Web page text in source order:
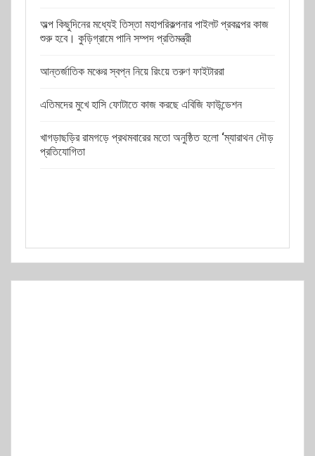
অল্প কিছুদিনের মধ্যেই তিস্তা মহাপরিকল্পনার পাইলট প্রকল্পের কাজ
শুরু হবে। কুড়িগ্রামে পানি সম্পদ প্রতিমন্ত্রী
আন্তর্জাতিক মঞ্চের স্বপ্ন নিয়ে রিংয়ে তরুণ ফাইটাররা
এতিমদের মুখে হাসি ফোটাতে কাজ করছে এবিজি ফাউন্ডেশন
খাগড়াছড়ির রামগড়ে প্রথমবারের মতো অনুষ্ঠিত হলো ‘ম্যারাথন দৌড়
প্রতিযোগিতা